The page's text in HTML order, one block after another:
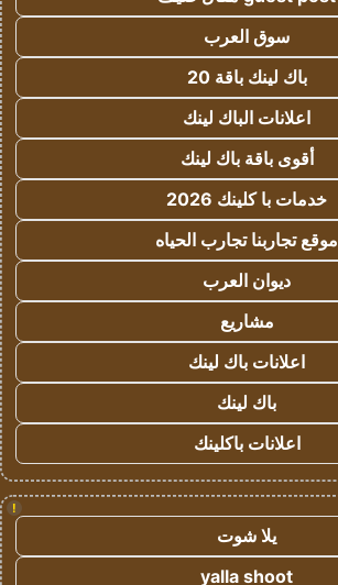
سوق العرب
باك لينك باقة 20
اعلانات الباك لينك
أقوى باقة باك لينك
خدمات با كلينك 2026
موقع تجاربنا تجارب الحياه
ديوان العرب
مشاريع
اعلانات باك لينك
باك لينك
اعلانات باكلينك
!
يلا شوت
yalla shoot